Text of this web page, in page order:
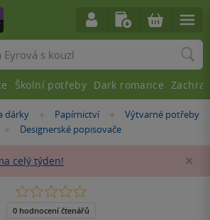
dárky »Papírnictví »Výtvarné potřeby
»
Designerské popisovače
celý týden!
0.0
5
0 hodnocení čtenářů
Školní potřeby Dark romance